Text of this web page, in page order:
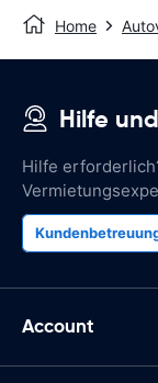
Home
Hilfe
Hilfe
Account